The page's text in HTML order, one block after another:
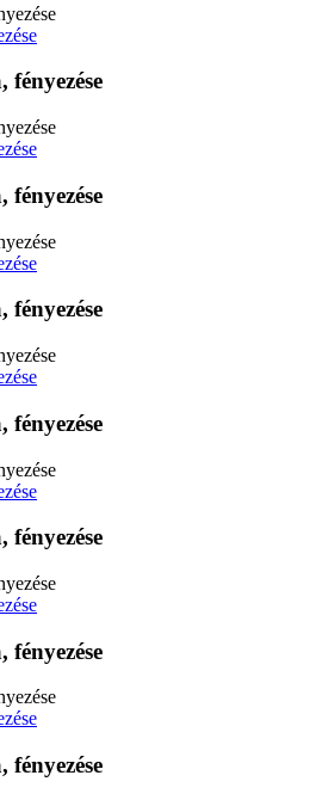
fényezése
fényezése
fényezése
fényezése
fényezése
fényezése
fényezése